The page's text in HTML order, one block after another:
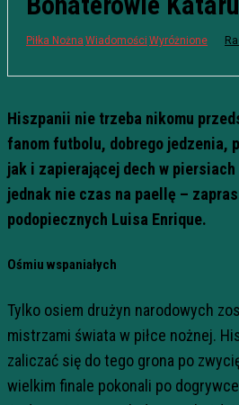
Piłka Nożna Wiadomości Wyróżnione
Hiszpanii nie trzeba nikomu
fanom futbolu, dobrego jedzenia,
jak i zapierającej dech w
jednak nie czas na paellę –
podopiecznych Luisa Enrique.
Ośmiu wspaniałych
Tylko osiem drużyn narodowych
mistrzami świata w piłce nożnej.
zaliczać się do tego grona po
wielkim finale pokonali po